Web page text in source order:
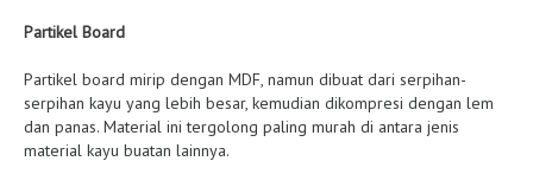
Partikel Board
Partikel board mirip dengan MDF, namun dibuat dari serpihan-
serpihan kayu yang lebih besar, kemudian dikompresi dengan lem
dan panas. Material ini tergolong paling murah di antara jenis
material kayu buatan lainnya.